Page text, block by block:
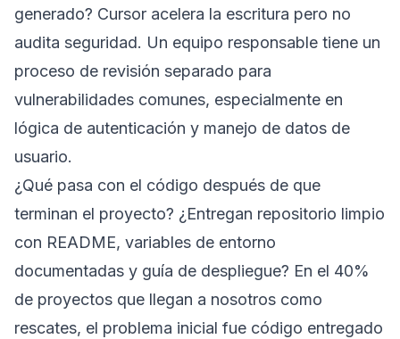
generado? Cursor acelera la escritura pero no
audita seguridad. Un equipo responsable tiene un
proceso de revisión separado para
vulnerabilidades comunes, especialmente en
lógica de autenticación y manejo de datos de
usuario.
¿Qué pasa con el código después de que
terminan el proyecto? ¿Entregan repositorio limpio
con README, variables de entorno
documentadas y guía de despliegue? En el 40%
de proyectos que llegan a nosotros como
rescates, el problema inicial fue código entregado